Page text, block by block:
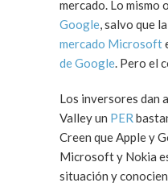
mercado. Lo mismo
Google, salvo que la
mercado Microsoft
de Google. Pero el
Los inversores dan
Valley un PER
Creen que Apple y
Microsoft y Nokia
situación y